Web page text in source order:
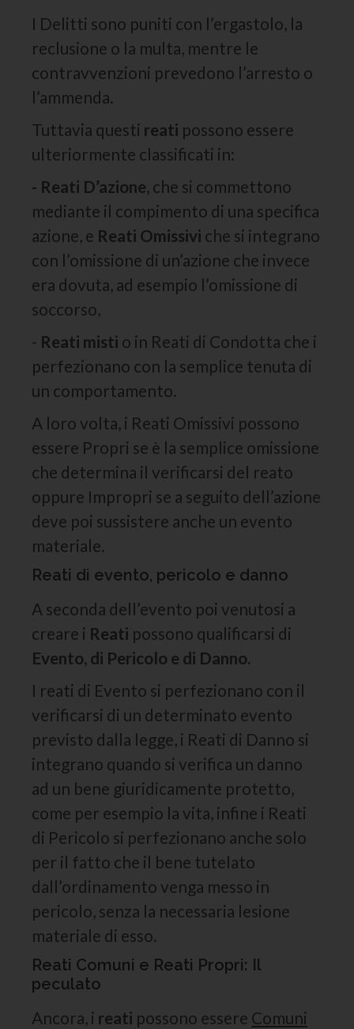
I Delitti sono puniti con l’ergastolo, la
reclusione o la multa, mentre le
contravvenzioni prevedono l’arresto o
l’ammenda.
Tuttavia questi reati possono essere
ulteriormente classificati in:
- Reati D’azione, che si commettono
mediante il compimento di una specifica
azione, e Reati Omissivi che si integrano
con l’omissione di un’azione che invece
era dovuta, ad esempio l’omissione di
soccorso,
- Reati misti o in Reati di Condotta che i
perfezionano con la semplice tenuta di
un comportamento.
A loro volta, i Reati Omissivi possono
essere Propri se è la semplice omissione
che determina il verificarsi del reato
oppure Impropri se a seguito dell’azione
deve poi sussistere anche un evento
materiale.
Reati di evento, pericolo e danno
A seconda dell’evento poi venutosi a
creare i Reati possono qualificarsi di
Evento, di Pericolo e di Danno.
I reati di Evento si perfezionano con il
verificarsi di un determinato evento
previsto dalla legge, i Reati di Danno si
integrano quando si verifica un danno
ad un bene giuridicamente protetto,
come per esempio la vita, infine i Reati
di Pericolo si perfezionano anche solo
per il fatto che il bene tutelato
dall’ordinamento venga messo in
pericolo, senza la necessaria lesione
materiale di esso.
Reati Comuni e Reati Propri: Il
peculato
Ancora, i reati possono essere Comuni